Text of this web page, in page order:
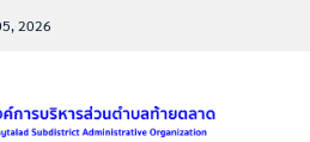
2026